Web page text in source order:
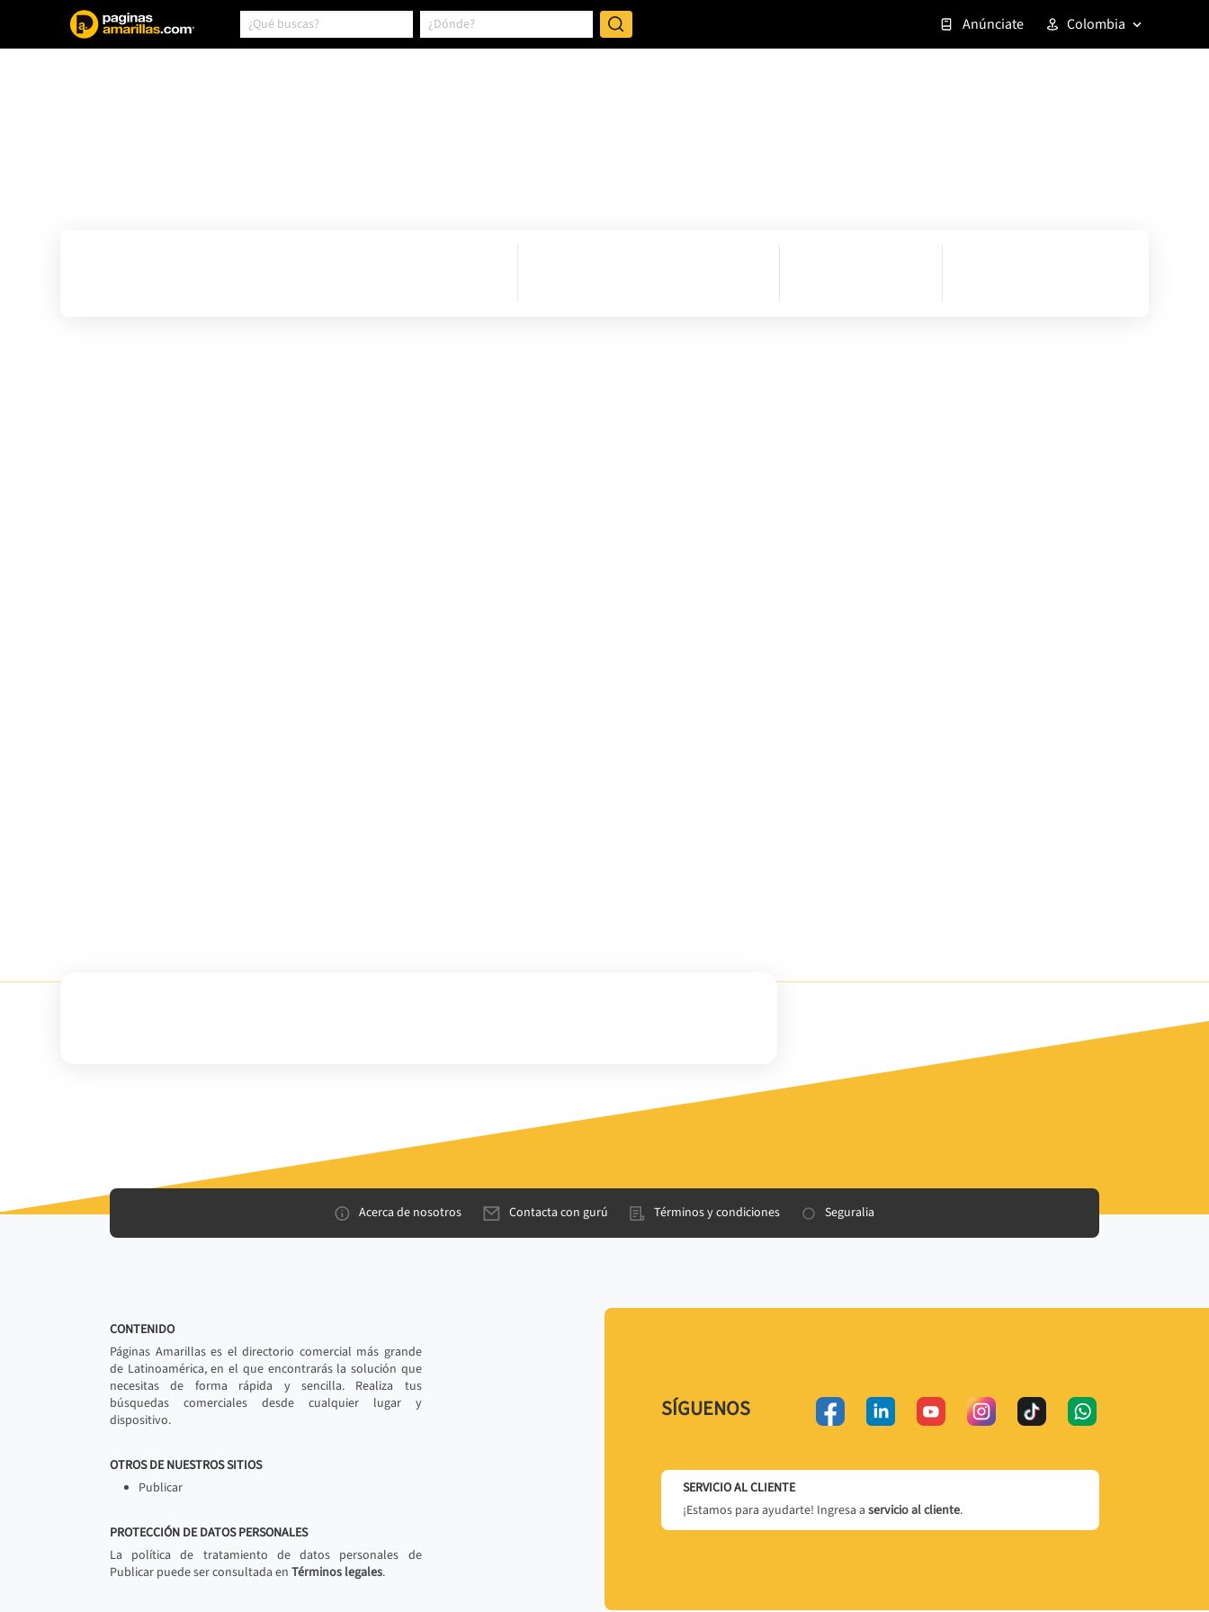
Anúnciate Colombia
Acerca de nosotros Contacta con gurú Términos y condiciones Seguralia
CONTENIDO
Páginas Amarillas es el directorio comercial más grande
de Latinoamérica, en el que encontrarás la solución que
necesitas de forma rápida y sencilla. Realiza tus
búsquedas comerciales desde cualquier lugar y
dispositivo.
OTROS DE NUESTROS SITIOS
Publicar
PROTECCIÓN DE DATOS PERSONALES
La política de tratamiento de datos personales de
Publicar puede ser consultada en Términos legales.
SÍGUENOS
SERVICIO AL CLIENTE
¡Estamos para ayudarte! Ingresa a servicio al cliente.